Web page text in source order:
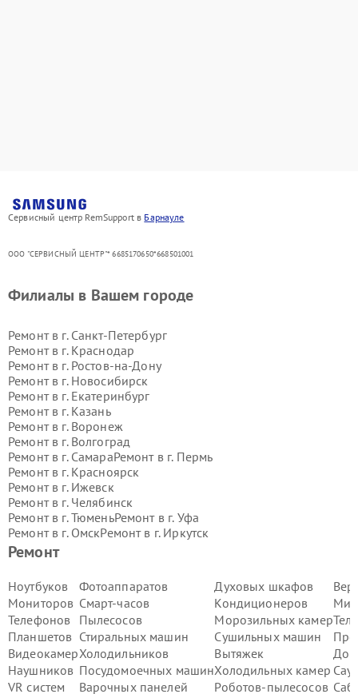
Сервисный центр RemSupport в Барнауле
ООО "СЕРВИСНЫЙ ЦЕНТР"* 6685170650*668501001
Ремонт
Ноутбуков
Мониторов
Телефонов
Планшетов
Видеокамер
Наушников
VR систем
Фотоаппаратов
Смарт-часов
Пылесосов
Стиральных машин
Холодильников
Посудомоечных машин
Варочных панелей
Духовых шкафов
Кондиционеров
Морозильных камер
Сушильных машин
Вытяжек
Холодильных камер
Роботов-пылесосов
Филиалы в Вашем городе
Ремонт в г. Санкт-Петербург
Ремонт в г. Краснодар
Ремонт в г. Ростов-на-Дону
Ремонт в г. Новосибирск
Ремонт в г. Екатеринбург
Ремонт в г. Казань
Ремонт в г. Воронеж
Ремонт в г. Волгоград
Ремонт в г. СамараРемонт в г. Пермь
Ремонт в г. Красноярск
Ремонт в г. Ижевск
Ремонт в г. Челябинск
Ремонт в г.ТюменьРемонт в г. Уфа
Ремонт в г. ОмскРемонт в г. Иркутск
Ремонт в г.
Ремонт в г.
Барнаул
Ремонт в г.
Тольятти
Ремонт в г.Хабаровск
Ремонт в г. Томск
Ремонт в г.Ульяновск
Ремонт в г.Киров
Ремонт в г.Архангельск
Ремонт в г.
Астрахань